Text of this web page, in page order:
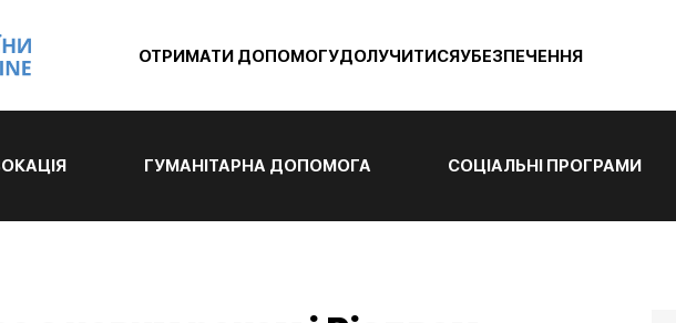
ОТРИМАТИ ДОПОМОГУДОЛУЧИТИСЯУБЕЗПЕЧЕННЯ
ГУМАНІТАРНА ДОПОМОГА СОЦІАЛЬНІ ПРОГРАМИ